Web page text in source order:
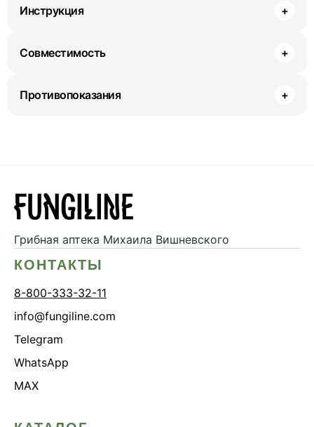
Инструкция +
Совместимость +
Противопоказания +
Грибная аптека Михаила Вишневского
КОНТАКТЫ
8-800-333-32-11
info@fungiline.com
Telegram
WhatsApp
MAX